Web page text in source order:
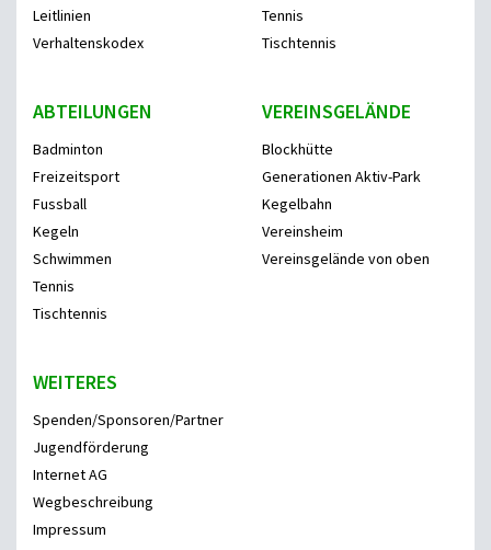
Leitlinien
Verhaltenskodex
Tennis
Tischtennis
ABTEILUNGEN
Badminton
Freizeitsport
Fussball
Kegeln
Schwimmen
Tennis
Tischtennis
VEREINSGELÄNDE
Blockhütte
Generationen Aktiv-Park
Kegelbahn
Vereinsheim
Vereinsgelände von oben
WEITERES
Spenden/Sponsoren/Partner
Jugendförderung
Internet AG
Wegbeschreibung
Impressum